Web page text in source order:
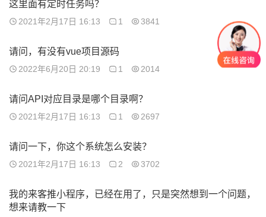
这里面有定时任务吗？
2021年2月17日 16:13 1 3841
请问，有没有vue项目源码
2022年6月20日 20:19 1 2014
请问API对应目录是哪个目录啊？
2021年2月17日 16:13 1 2697
请问一下，你这个系统怎么安装？
2021年2月17日 16:13 2 3702
我的来客推小程序，已经在用了，只是突然想到一个问题，
想来请教一下